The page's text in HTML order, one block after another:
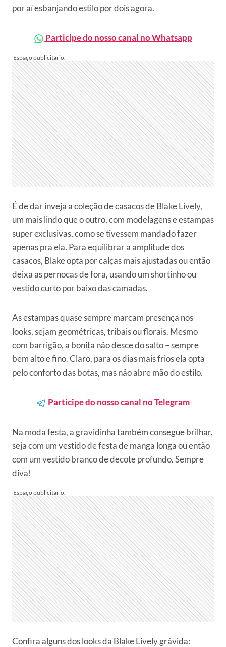
por aí esbanjando estilo por dois agora.
Participe do nosso canal no Whatsapp
É de dar inveja a coleção de casacos de Blake Lively,
um mais lindo que o outro, com modelagens e estampas
super exclusivas, como se tivessem mandado fazer
apenas pra ela. Para equilibrar a amplitude dos
casacos, Blake opta por calças mais ajustadas ou então
deixa as pernocas de fora, usando um shortinho ou
vestido curto por baixo das camadas.
As estampas quase sempre marcam presença nos
looks, sejam geométricas, tribais ou florais. Mesmo
com barrigão, a bonita não desce do salto – sempre
bem alto e fino. Claro, para os dias mais frios ela opta
pelo conforto das botas, mas não abre mão do estilo.
Participe do nosso canal no Telegram
Na moda festa, a gravidinha também consegue brilhar,
seja com um vestido de festa de manga longa ou então
com um vestido branco de decote profundo. Sempre
diva!
Confira alguns dos looks da Blake Lively grávida: